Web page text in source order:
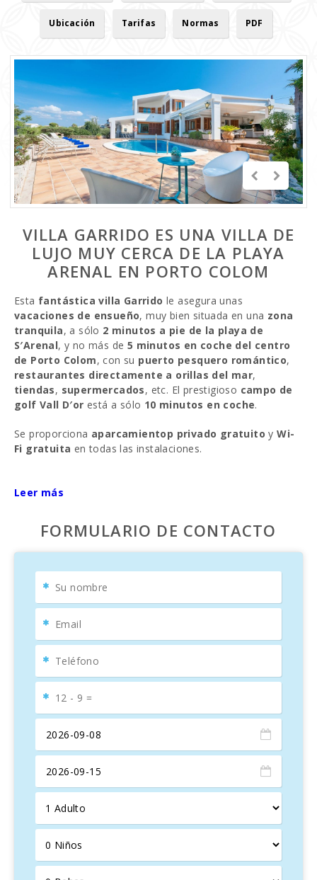
Ubicación Tarifas Normas PDF
VILLA GARRIDO ES UNA VILLA DE
LUJO MUY CERCA DE LA PLAYA
ARENAL EN PORTO COLOM
Esta fantástica villa Garrido le asegura unas
vacaciones de ensueño, muy bien situada en una zona
tranquila, a sólo 2 minutos a pie de la playa de
S′Arenal, y no más de 5 minutos en coche del centro
de Porto Colom, con su puerto pesquero romántico,
restaurantes directamente a orillas del mar,
tiendas, supermercados, etc. El prestigioso campo de
golf Vall D′or está a sólo 10 minutos en coche.
Se proporciona aparcamientop privado gratuito yWi-
Fi gratuita en todas las instalaciones.
el cielo azul de
Una terraza que sale a la hermosapiscina con cómodas
tumbonasofrece un área exterior bien cuidada para su
cómodos muebles de terraza para relajarse en la sombra,
y una mesa redonda y sillas para
agradable comida al aire libre.
jardíncon zona de césped a su vez alrededor de la villa,
y también hay un
La villa dispone de4 dormitorios,TV de pantalla plana
con canales vía satélite, cocina equipada con
microondas,lavadoray2 bañoscon bidet y un aseo
para invitados. Dividido en las dos plantas, todas las
habitaciones están amuebladas con camas dobles y tienen
acceso a lasterrazas. Juguetones y acogedores,
decorados con buen gusto, satisfacen plenamente su
bienestar. El establecimiento proporcionatoallasyropa
de cama
En la planta baja hay una sala amplia y espléndida entrada,
una sala de estar con chimenea, comedor,
2 dormitorios
doblesconterraza cubierta, un baño, una cocina
totalmente equipada con
y aseo de
Leer más
FORMULARIO DE CONTACTO